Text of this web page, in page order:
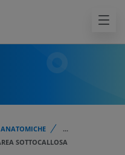
ANATOMICHE
...
SOTTOCALLOSA